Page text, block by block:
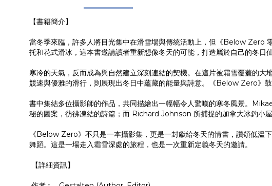
【書籍簡介】
當冬季來臨，許多人將目光集中在滑雪場與傳統活動上，但《Below Zero
托和花式滑冰，這本書邀請讀者重新想像冬天的可能，打造屬於自己的冬日仙
寒冷的天氣，反而成為與自然建立深刻連結的契機。在這片被霜雪覆蓋的
競速與優雅的滑行，則展現出冬日中蘊藏的能量與詩意。《Below Zero》
書中集結多位攝影師的作品，共同描繪出一幅幅令人驚嘆的寒冬風景。
秘的圖案，彷彿凍結的詩篇；而 Richard Johnson 所捕捉的加拿大冰釣小
《Below Zero》不只是一本攝影集，更是一封獻給冬天的情書，讚頌低溫
舞蹈。這是一場走入霜雪深處的旅程，也是一次重新定義冬天的邀請。
【詳細資訊】